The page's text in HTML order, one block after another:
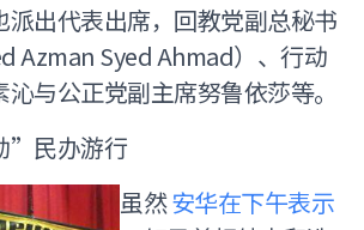
派出代表出席，回教党副总秘书
Azman Syed Ahmad）、行动
与公正党副主席努鲁依莎等。
”民办游行
虽然安华在下午表示